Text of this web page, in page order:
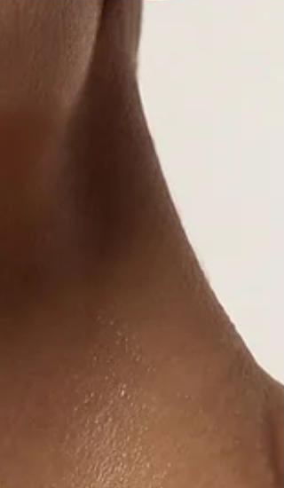
internistische Beratung sinnvoll ist. Ihr Team der
Internistischen Praxis Xanten Dr. Carlos Marengo &
Dr. med. Michael Schmitz Sprechen Sie uns an –
Gemeinsam setzen wir uns für Ihre Gesundheit ein!